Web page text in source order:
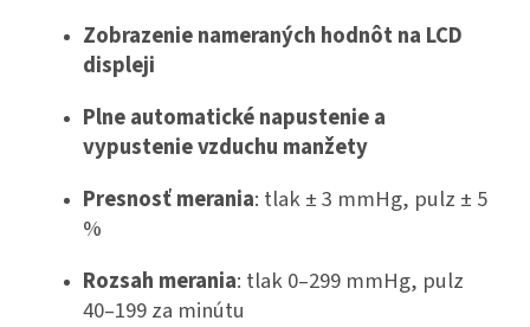
Zobrazenie nameraných hodnôt na LCD
displeji
Plne automatické napustenie a
vypustenie vzduchu manžety
Presnosť merania: tlak ± 3 mmHg, pulz ± 5
%
Rozsah merania: tlak 0–299 mmHg, pulz
40–199 za minútu